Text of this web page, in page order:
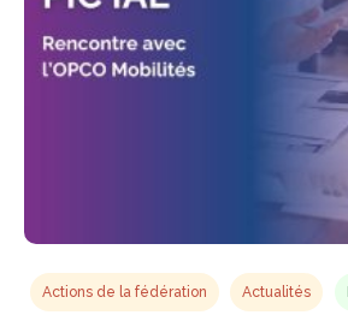
Actions de la fédération Actualités